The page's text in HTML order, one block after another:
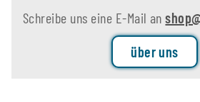
Schreibe uns eine E-Mail an
über uns